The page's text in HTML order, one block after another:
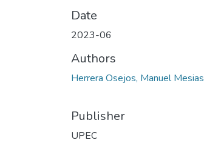
Date
2023-06
Authors
Herrera Osejos, Manuel Mesias
Publisher
UPEC